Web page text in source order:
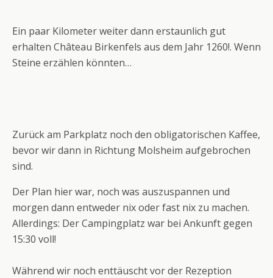
Ein paar Kilometer weiter dann erstaunlich gut
erhalten Château Birkenfels aus dem Jahr 1260!. Wenn
Steine erzählen könnten…
Zurück am Parkplatz noch den obligatorischen Kaffee,
bevor wir dann in Richtung Molsheim aufgebrochen
sind.
Der Plan hier war, noch was auszuspannen und
morgen dann entweder nix oder fast nix zu machen.
Allerdings: Der Campingplatz war bei Ankunft gegen
15:30 voll!
Während wir noch enttäuscht vor der Rezeption